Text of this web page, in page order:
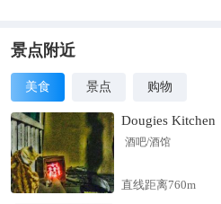
景点附近
美食 景点 购物
Dougies Kitchen
酒吧/酒馆
直线距离760m